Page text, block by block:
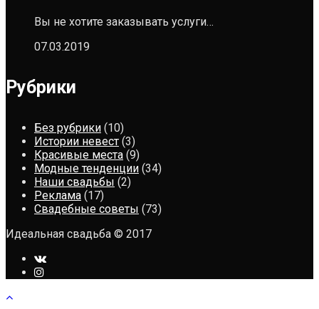
Вы не хотите заказывать услуги…
07.03.2019
Рубрики
Без рубрики (10)
Истории невест (3)
Красивые места (9)
Модные тенденции (34)
Наши свадьбы (2)
Реклама (17)
Свадебные советы (73)
Идеальная свадьба © 2017